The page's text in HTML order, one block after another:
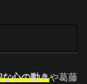
な心の動きや葛藤